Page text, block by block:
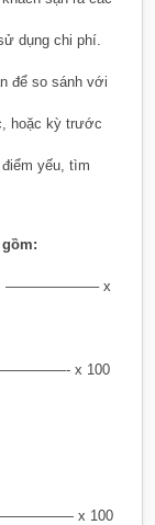
dụng chi phí.
để so sánh với
hoặc kỳ trước
yếu, tìm
= ——————– x
x 100
x 100